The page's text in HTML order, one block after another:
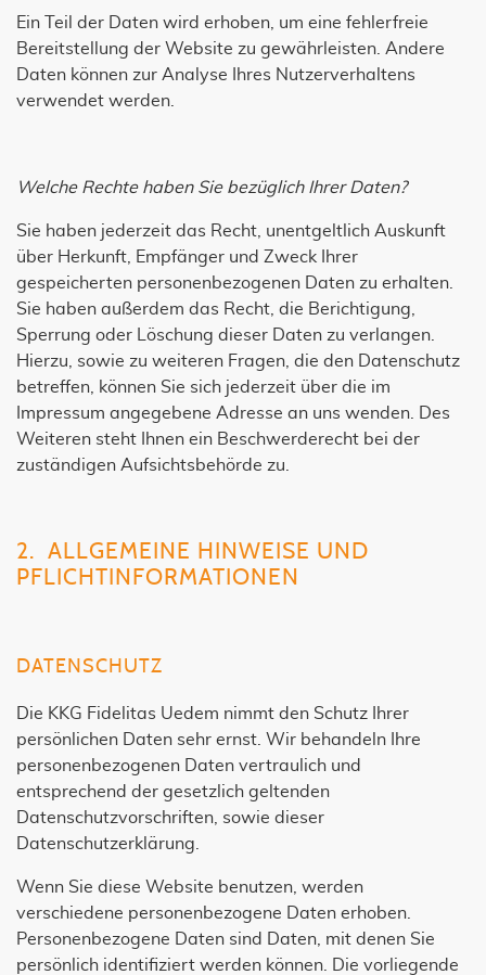
Ein Teil der Daten wird erhoben, um eine fehlerfreie
Bereitstellung der Website zu gewährleisten. Andere
Daten können zur Analyse Ihres Nutzerverhaltens
verwendet werden.
Welche Rechte haben Sie bezüglich Ihrer Daten?
Sie haben jederzeit das Recht, unentgeltlich Auskunft
über Herkunft, Empfänger und Zweck Ihrer
gespeicherten personenbezogenen Daten zu erhalten.
Sie haben außerdem das Recht, die Berichtigung,
Sperrung oder Löschung dieser Daten zu verlangen.
Hierzu, sowie zu weiteren Fragen, die den Datenschutz
betreffen, können Sie sich jederzeit über die im
Impressum angegebene Adresse an uns wenden. Des
Weiteren steht Ihnen ein Beschwerderecht bei der
zuständigen Aufsichtsbehörde zu.
2. ALLGEMEINE HINWEISE UND
PFLICHTINFORMATIONEN
DATENSCHUTZ
Die KKG Fidelitas Uedem nimmt den Schutz Ihrer
persönlichen Daten sehr ernst. Wir behandeln Ihre
personenbezogenen Daten vertraulich und
entsprechend der gesetzlich geltenden
Datenschutzvorschriften, sowie dieser
Datenschutzerklärung.
Wenn Sie diese Website benutzen, werden
verschiedene personenbezogene Daten erhoben.
Personenbezogene Daten sind Daten, mit denen Sie
persönlich identifiziert werden können. Die vorliegende